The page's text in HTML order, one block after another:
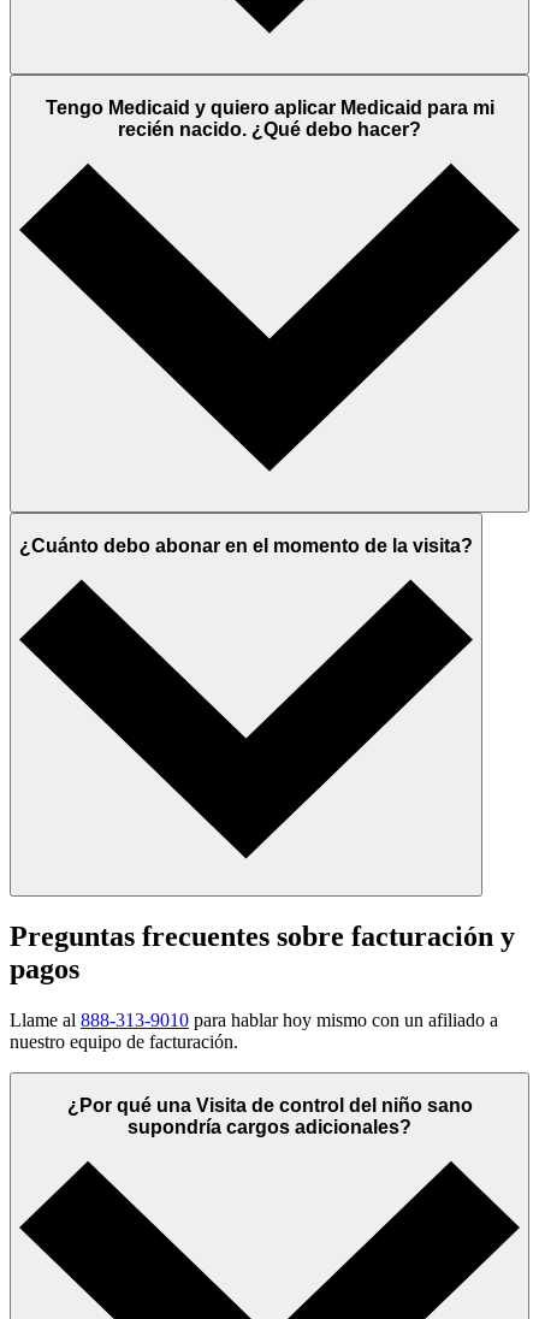
Tengo Medicaid y quiero aplicar Medicaid para mi
recién nacido. ¿Qué debo hacer?
¿Cuánto debo abonar en el momento de la visita?
Preguntas frecuentes sobre facturación y
pagos
Llame al 888-313-9010 para hablar hoy mismo con un afiliado a
nuestro equipo de facturación.
¿Por qué una Visita de control del niño sano
supondría cargos adicionales?